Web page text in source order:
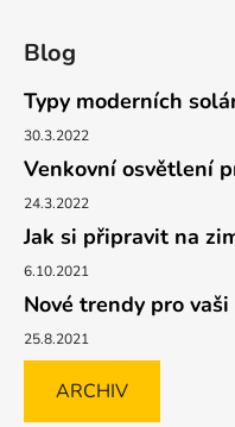
Blog
Typy moderních
30.3.2022
Venkovní osvětlení
24.3.2022
Jak si připravit na
6.10.2021
Nové trendy pro
25.8.2021
ARCHIV